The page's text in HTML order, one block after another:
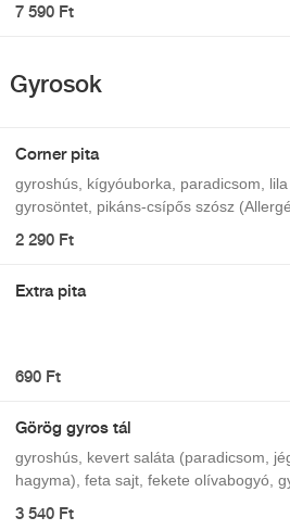
7 590 Ft
Gyrosok
Corner pita
gyroshús, kígyóuborka, paradicsom, lila
gyrosöntet, pikáns-csípős szósz
2 290 Ft
Extra pita
690 Ft
Görög gyros tál
gyroshús, kevert saláta (paradicsom,
hagyma), feta sajt, fekete olívabogyó,
3 540 Ft